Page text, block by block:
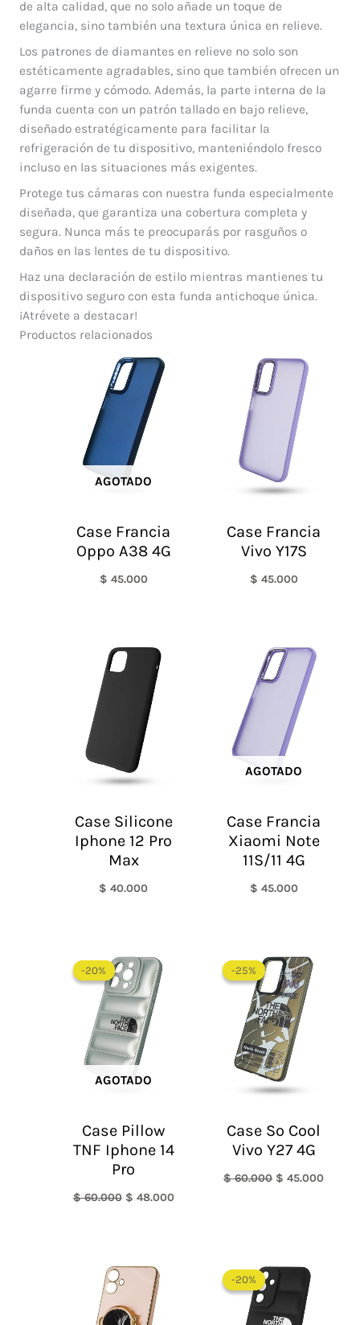
de alta calidad, que no solo añade un toque de
elegancia, sino también una textura única en relieve.
Los patrones de diamantes en relieve no solo son
estéticamente agradables, sino que también ofrecen un
agarre firme y cómodo. Además, la parte interna de la
funda cuenta con un patrón tallado en bajo relieve,
diseñado estratégicamente para facilitar la
refrigeración de tu dispositivo, manteniéndolo fresco
incluso en las situaciones más exigentes.
Protege tus cámaras con nuestra funda especialmente
diseñada, que garantiza una cobertura completa y
segura. Nunca más te preocuparás por rasguños o
daños en las lentes de tu dispositivo.
Haz una declaración de estilo mientras mantienes tu
dispositivo seguro con esta funda antichoque única.
¡Atrévete a destacar!
Productos relacionados
AGOTADO
Case Francia
Oppo A38 4G
$ 45.000
Case Francia
Vivo Y17S
$ 45.000
Case Silicone
Iphone 12 Pro
Max
$ 40.000
AGOTADO
Case Francia
Xiaomi Note
11S/11 4G
$ 45.000
-20%
AGOTADO
-20%
Case Pillow
TNF Iphone 14
Pro
$60.000
precio
original
era:
$ 60.000.
$ 48.000
-25%
-25%
Case So Cool
Vivo Y27 4G
$60.000
precio
original
era:
$ 60.000.
$ 45.000
-20%
-20%
precio
original
era:
$ 60.000.